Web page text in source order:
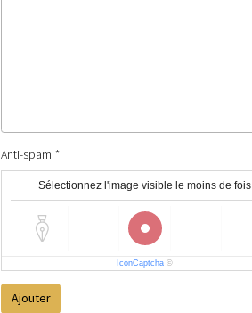
Anti-spam
Sélectionnez l'image visible le moins de fois
IconCaptcha ©
Ajouter